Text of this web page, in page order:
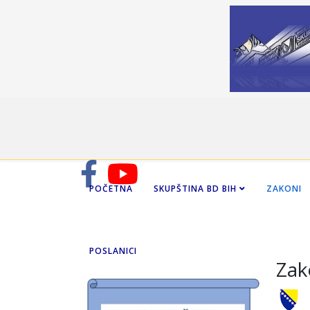
POČETNA SKUPŠTINA BD BIH ZAKONI
POSLANICI